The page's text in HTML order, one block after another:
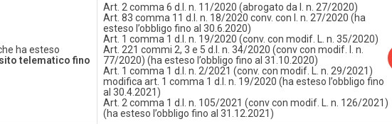
ha esteso
telematico fino
Art. 2 comma 6 d.l. n. 11/2020 (abrogato da l. n. 27/2020)
Art. 83 comma 11 d.l. n. 18/2020 conv. con l. n. 27/2020 (ha
esteso l’obbligo fino al 30.6.2020)
Art. 1 comma 1 d.l. n. 19/2020 (conv. con modif. L. n. 35/2020)
Art. 221 commi 2, 3 e 5 d.l. n. 34/2020 (conv con modif. l. n.
77/2020) (ha esteso l’obbligo fino al 31.10.2020)
Art. 1 comma 1 d.l. n. 2/2021 (conv. con modif. L. n. 29/2021)
modifica art. 1 comma 1 d.l. n. 19/2020 (ha esteso l’obbligo fino
al 30.4.2021)
Art. 2 comma 1 d.l. n. 105/2021 (conv con modif. L. n. 126/2021)
(ha esteso l’obbligo fino al 31.12.2021)